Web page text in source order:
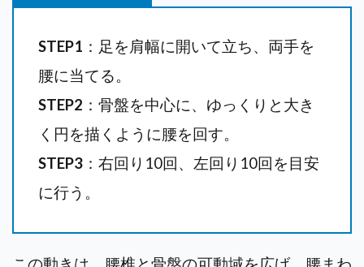
STEP1 ：足を肩幅に開いて立ち、両手を
腰に当てる。
STEP2 ：骨盤を中心に、ゆっくりと大き
く円を描くように腰を回す。
STEP3 ：右回り10回、左回り10回を目安
に行う。